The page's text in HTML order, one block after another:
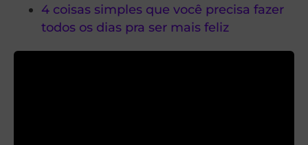
4 coisas simples que você precisa fazer
todos os dias pra ser mais feliz